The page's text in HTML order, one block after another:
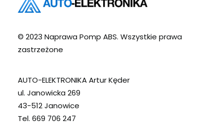
© 2023 Naprawa Pomp ABS. Wszystkie prawa
zastrzeżone
AUTO-ELEKTRONIKA Artur Kęder
ul. Janowicka 269
43-512 Janowice
Tel. 669 706 247